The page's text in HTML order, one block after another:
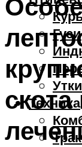
Гуси
Утки
Техника